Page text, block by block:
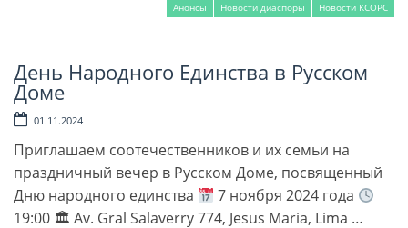
Анонсы Новости диаспоры Новости КСОРС
Читать далее
День Народного Единства в Русском
Доме
01.11.2024
Приглашаем соотечественников и их семьи на
праздничный вечер в Русском Доме, посвященный
Дню народного единства
7 ноября 2024 года
19:00 🏛 Av. Gral Salaverry 774, Jesus Maria, Lima …